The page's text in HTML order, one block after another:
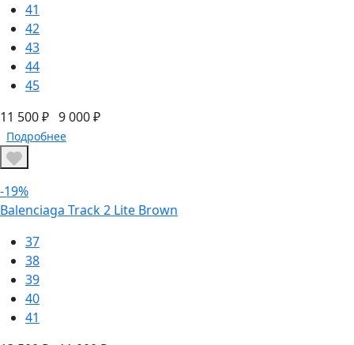
41
42
43
44
45
11 500 ₽ 9 000 ₽
Подробнее
-19%
Balenciaga Track 2 Lite Brown
37
38
39
40
41